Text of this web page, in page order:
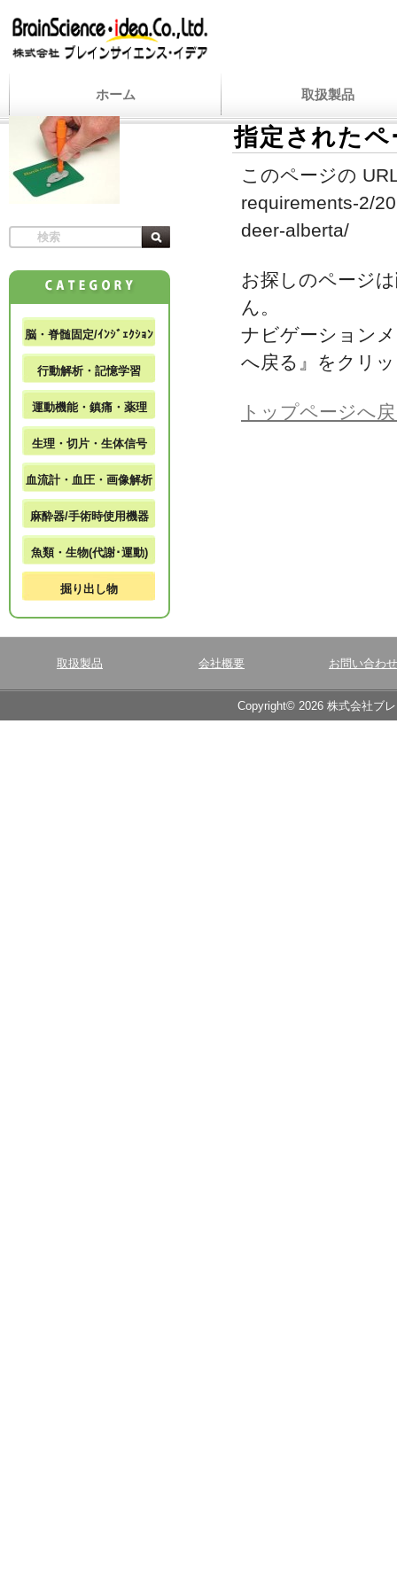
ホーム 取扱製品
指定された
このページの
requirements-2/
deer-alberta/
お探しのページ
ん。
ナビゲーション
へ戻る』をクリ
トップページへ
脳・脊髄固定/ｲﾝｼﾞｪｸｼｮﾝ
行動解析・記憶学習
運動機能・鎮痛・薬理
生理・切片・生体信号
血流計・血圧・画像解析
麻酔器/手術時使用機器
魚類・生物(代謝･運動)
掘り出し物
取扱製品 会社概要 お問い合わせ
Copyright© 2026 株式会社ブ